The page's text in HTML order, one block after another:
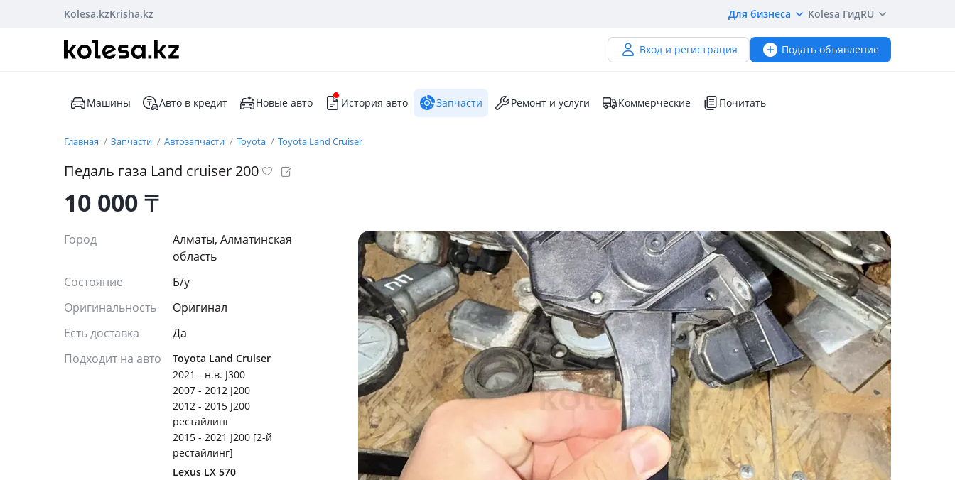
Kolesa.kzKrisha.kz Для бизнеса Kolesa ГидRU
Вход и регистрация Подать объявление
Машины Авто в кредит Новые авто История авто Запчасти Ремонт и услуги Коммерческие Почитать
Главная Запчасти Автозапчасти Toyota Toyota Land Cruiser
Педаль газа Land cruiser 200
10 000₸
Город
Алматы, Алматинская
область
Состояние
Б/y
Оригинальность
Оригинал
Есть доставка
Да
Подходит на авто
Toyota Land Cruiser
2021 - н.в. J300
2007 - 2012 J200
2012 - 2015 J200
рестайлинг
2015 - 2021 J200 [2-й
рестайлинг]
Lexus LX 570